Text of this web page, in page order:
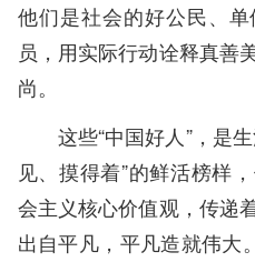
他们是社会的好公民、
员，用实际行动诠释真善
尚。
这些“中国好人”，是
见、摸得着”的鲜活榜样
会主义核心价值观，传递
出自平凡，平凡造就伟大